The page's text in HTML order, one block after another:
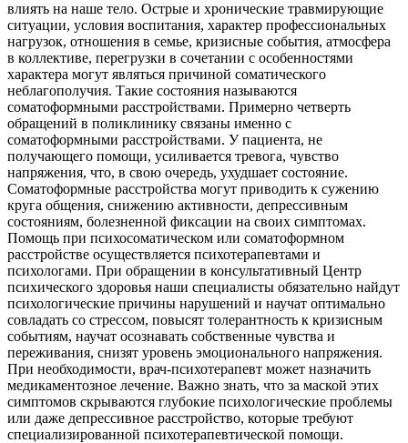
влиять на наше тело. Острые и хронические травмирующие
ситуации, условия воспитания, характер профессиональных
нагрузок, отношения в семье, кризисные события, атмосфера
в коллективе, перегрузки в сочетании с особенностями
характера могут являться причиной соматического
неблагополучия. Такие состояния называются
соматоформными расстройствами. Примерно четверть
обращений в поликлинику связаны именно с
соматоформными расстройствами. У пациента, не
получающего помощи, усиливается тревога, чувство
напряжения, что, в свою очередь, ухудшает состояние.
Соматоформные расстройства могут приводить к сужению
круга общения, снижению активности, депрессивным
состояниям, болезненной фиксации на своих симптомах.
Помощь при психосоматическом или соматоформном
расстройстве осуществляется психотерапевтами и
психологами. При обращении в консультативный Центр
психического здоровья наши специалисты обязательно найдут
психологические причины нарушений и научат оптимально
совладать со стрессом, повысят толерантность к кризисным
событиям, научат осознавать собственные чувства и
переживания, снизят уровень эмоционального напряжения.
При необходимости, врач-психотерапевт может назначить
медикаментозное лечение. Важно знать, что за маской этих
симптомов скрываются глубокие психологические проблемы
или даже депрессивное расстройство, которые требуют
специализированной психотерапевтической помощи.